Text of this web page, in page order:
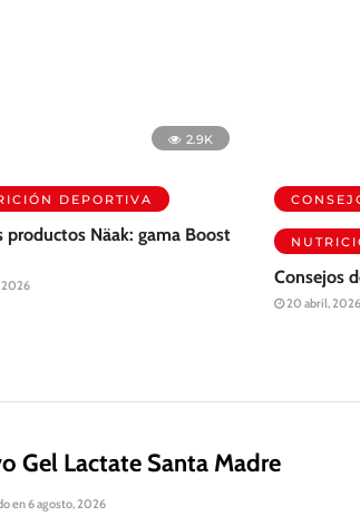
2.9K
DEPORTIVA
productos Näak: gama Boost
Consejos
20 abril, 2026
Gel Lactate Santa Madre
en 6 agosto, 2026